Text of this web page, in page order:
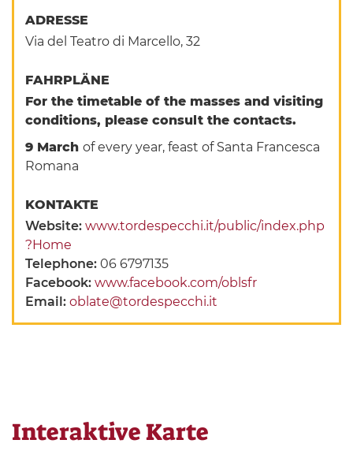
ADRESSE
Via del Teatro di Marcello, 32
FAHRPLÄNE
For the timetable of the masses and visiting
conditions, please consult the contacts.
9 Marchof every year, feast of Santa Francesca
Romana
KONTAKTE
Website:www.tordespecchi.it/public/index.php
?Home
Telephone:06 6797135
Facebook:www.facebook.com/oblsfr
Email:oblate@tordespecchi.it
Interaktive Karte